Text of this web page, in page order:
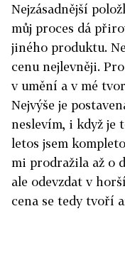
Nejzásadnější
můj proces dá
jiného produktu.
cenu nejlevněji.
v umění a v mé
Nejvýše je
neslevím, i když je
letos jsem
mi prodražila až o
ale odevzdat v
cena se tedy tvoří